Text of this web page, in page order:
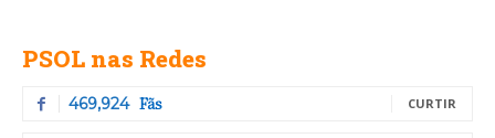
PSOL nas Redes
469,924 Fãs CURTIR